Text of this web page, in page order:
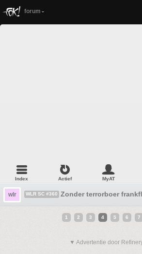
forum
Index Actief MyAT
wlr WLR SC #360 Zonder terrorboer
1 2 3 4 5 6 7
▼ Advertentie door